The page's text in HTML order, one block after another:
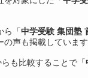
ら「中学受験 集団塾
声も掲載しています
も比較することで「